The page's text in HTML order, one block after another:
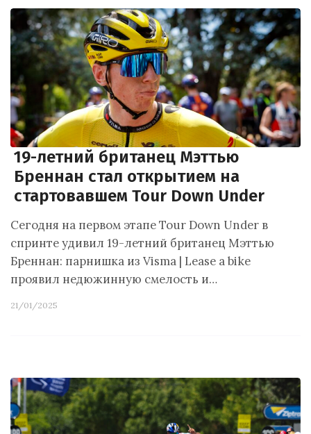
19-летний британец Мэттью
Бреннан стал открытием на
стартовавшем Tour Down Under
Сегодня на первом этапе Tour Down Under в
спринте удивил 19-летний британец Мэттью
Бреннан: парнишка из Visma | Lease a bike
проявил недюжинную смелость и…
21/01/2025